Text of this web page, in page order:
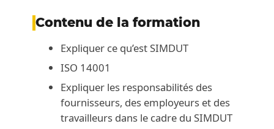
Contenu de la formation
Expliquer ce qu’est SIMDUT
ISO 14001
Expliquer les responsabilités des
fournisseurs, des employeurs et des
travailleurs dans le cadre du SIMDUT